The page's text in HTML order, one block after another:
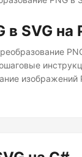
в SVG на